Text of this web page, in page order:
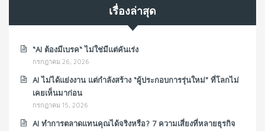
เรื่องล่าสุด
“AI ต้องมีเบรค“ ไม่ใช่มีแต่คันเร่ง
กรกฎาคม 26, 2026
AI ไม่ได้แย่งงาน แต่กำลังสร้าง “ผู้ประกอบการรุ่นใหม่” ที่โลกไม่
เคยเห็นมาก่อน
กรกฎาคม 15, 2026
AI ทำการตลาดแทนคุณได้จริงหรือ? 7 ความเสี่ยงที่หลายธุรกิจ